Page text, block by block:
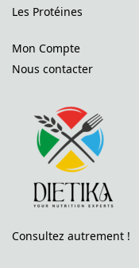
Les Protéines
Mon Compte
Nous contacter
Consultez autrement !